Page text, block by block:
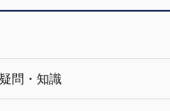
問・知識